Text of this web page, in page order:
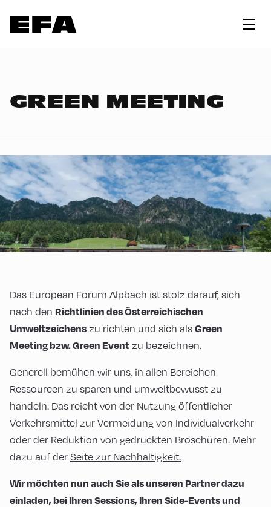
GREEN MEETING
Das European Forum Alpbach ist stolz darauf, sich
nach den Richtlinien des Österreichischen
Umweltzeichens zu richten und sich als Green
Meeting bzw. Green Event zu bezeichnen.
Generell bemühen wir uns, in allen Bereichen
Ressourcen zu sparen und umweltbewusst zu
handeln. Das reicht von der Nutzung öffentlicher
Verkehrsmittel zur Vermeidung von Individualverkehr
oder der Reduktion von gedruckten Broschüren. Mehr
dazu auf der Seite zur Nachhaltigkeit.
Wir möchten nun auch Sie als unseren Partner dazu
einladen, bei Ihren Sessions, Ihren Side-Events und